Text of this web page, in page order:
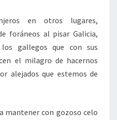
en otros lugares,
foráneos al pisar Galicia,
gallegos que con sus
el milagro de hacernos
alejados que estemos de
mantener con gozoso celo